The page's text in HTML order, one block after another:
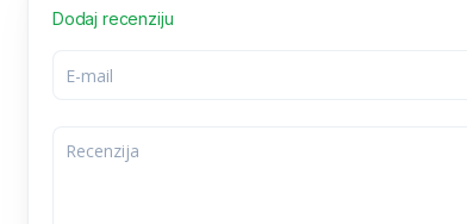
Dodaj recenziju